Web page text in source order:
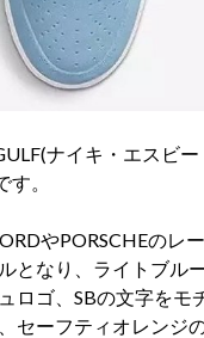
ナイキ・エスビ
。
やPORSCHEのレ
となり、ライトブル
ロゴ、SBの文字を
セーフティオレンジ